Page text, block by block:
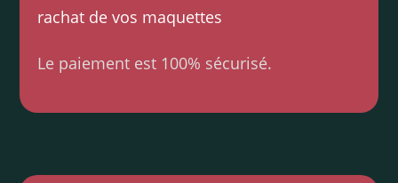
rachat de vos maquettes
Le paiement est 100% sécurisé.